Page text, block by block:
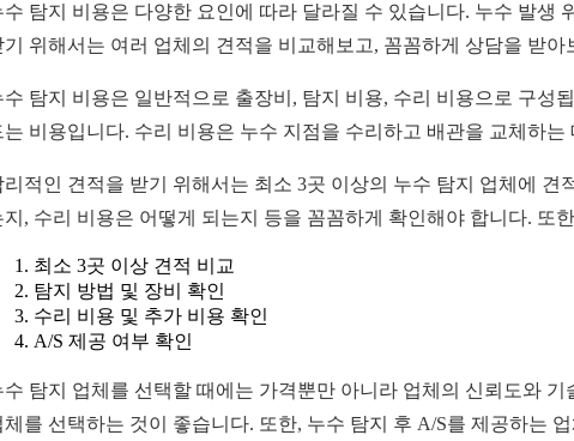
수 탐지 비용은 다양한 요인에 따라 달라질 수 있습니다. 누수 발생
기 위해서는 여러 업체의 견적을 비교해보고, 꼼꼼하게 상담을 받
수 탐지 비용은 일반적으로 출장비, 탐지 비용, 수리 비용으로 구성
는 비용입니다. 수리 비용은 누수 지점을 수리하고 배관을 교체하
리적인 견적을 받기 위해서는 최소 3곳 이상의 누수 탐지 업체에
지, 수리 비용은 어떻게 되는지 등을 꼼꼼하게 확인해야 합니다. 또
최소 3곳 이상 견적 비교
탐지 방법 및 장비 확인
수리 비용 및 추가 비용 확인
A/S 제공 여부 확인
수 탐지 업체를 선택할 때에는 가격뿐만 아니라 업체의 신뢰도와
체를 선택하는 것이 좋습니다. 또한, 누수 탐지 후 A/S를 제공하는